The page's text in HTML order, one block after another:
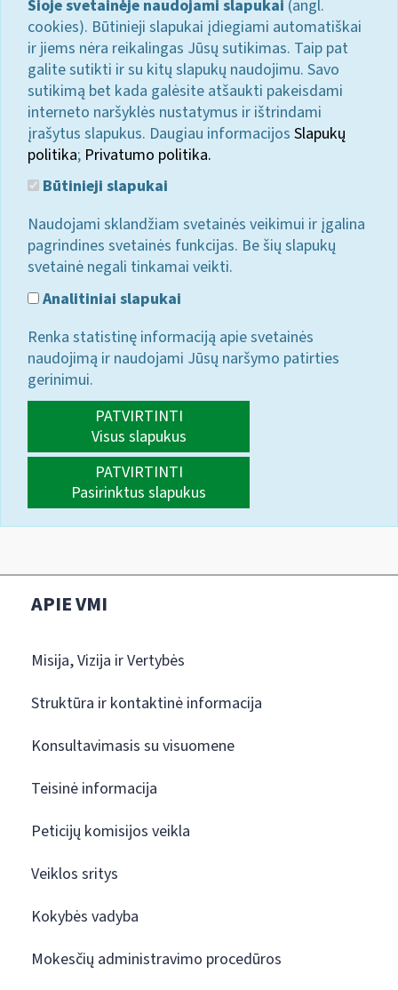
Šioje svetainėje naudojami slapukai (angl.
cookies). Būtinieji slapukai įdiegiami automatiškai
ir jiems nėra reikalingas Jūsų sutikimas. Taip pat
galite sutikti ir su kitų slapukų naudojimu. Savo
sutikimą bet kada galėsite atšaukti pakeisdami
interneto naršyklės nustatymus ir ištrindami
įrašytus slapukus. Daugiau informacijos Slapukų
politika; Privatumo politika.
Būtinieji slapukai
Naudojami sklandžiam svetainės veikimui ir įgalina
pagrindines svetainės funkcijas. Be šių slapukų
svetainė negali tinkamai veikti.
Analitiniai slapukai
Renka statistinę informaciją apie svetainės
naudojimą ir naudojami Jūsų naršymo patirties
gerinimui.
PATVIRTINTI
Visus slapukus
PATVIRTINTI
Pasirinktus slapukus
APIE VMI
Misija, Vizija ir Vertybės
Struktūra ir kontaktinė informacija
Konsultavimasis su visuomene
Teisinė informacija
Peticijų komisijos veikla
Veiklos sritys
Kokybės vadyba
Mokesčių administravimo procedūros